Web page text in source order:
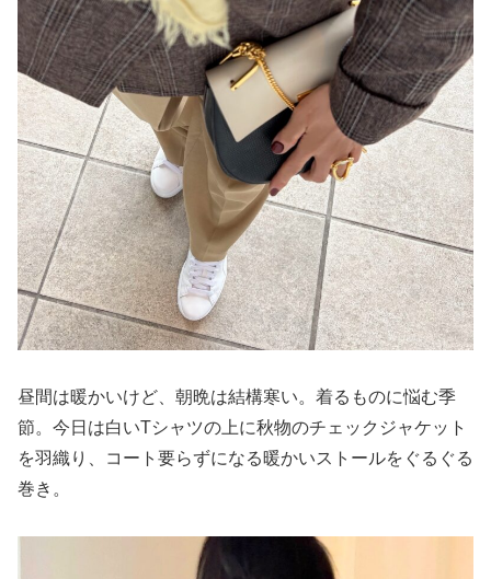
昼間は暖かいけど、朝晩は結構寒い。着るものに悩む季
節。今日は白いTシャツの上に秋物のチェックジャケット
を羽織り、コート要らずになる暖かいストールをぐるぐる
巻き。